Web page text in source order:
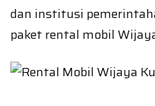
dan institusi
paket rental mobil